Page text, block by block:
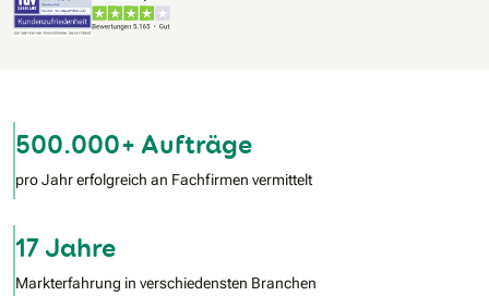
500.000+ Aufträge
pro Jahr erfolgreich an Fachfirmen vermittelt
17 Jahre
Markterfahrung in verschiedensten Branchen